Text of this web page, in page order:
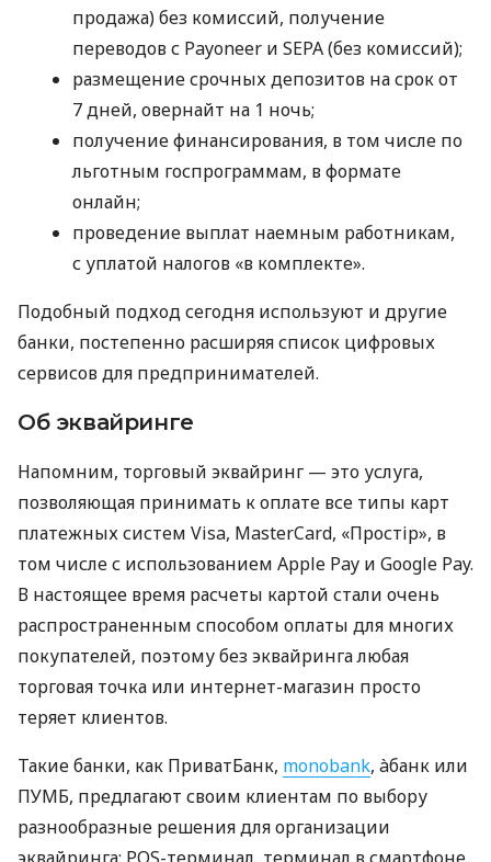
продажа) без комиссий, получение
переводов с Payoneer и SEPA (без комиссий);
размещение срочных депозитов на срок от
7 дней, овернайт на 1 ночь;
получение финансирования, в том числе по
льготным госпрограммам, в формате
онлайн;
проведение выплат наемным работникам,
с уплатой налогов «в комплекте».
Подобный подход сегодня используют и другие
банки, постепенно расширяя список цифровых
сервисов для предпринимателей.
Об эквайринге
Напомним, торговый эквайринг — это услуга,
позволяющая принимать к оплате все типы карт
платежных систем Visa, MasterCard, «Простір», в
том числе с использованием Apple Pay и Google Pay.
В настоящее время расчеты картой стали очень
распространенным способом оплаты для многих
покупателей, поэтому без эквайринга любая
торговая точка или интернет-магазин просто
теряет клиентов.
Такие банки, как ПриватБанк, monobank, àбанк или
ПУМБ, предлагают своим клиентам по выбору
разнообразные решения для организации